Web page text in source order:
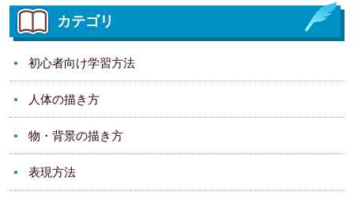
カテゴリ
初心者向け学習方法
人体の描き方
物・背景の描き方
表現方法